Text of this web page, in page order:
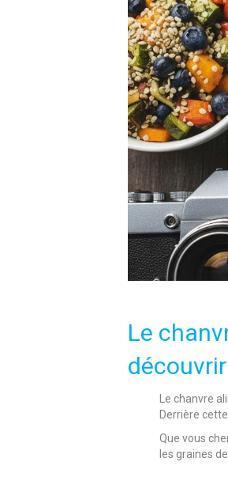
Le
découvrir
Le chanvre
Derrière
Que vous
les graines